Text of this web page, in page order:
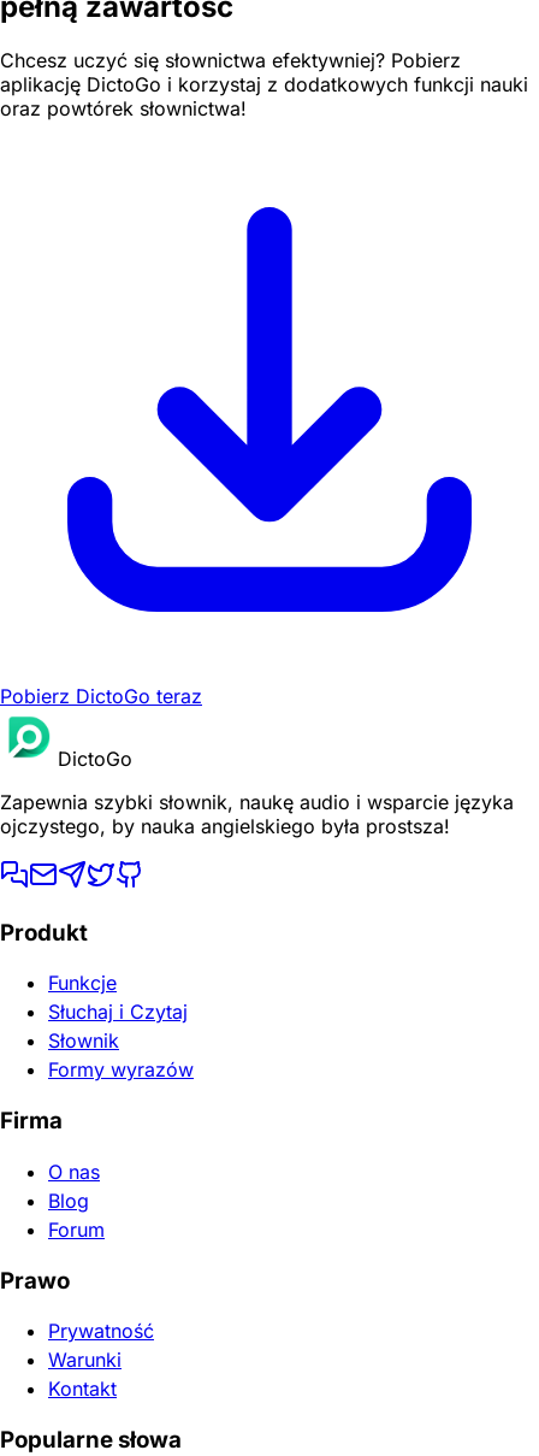
Chcesz uczyć się słownictwa efektywniej? Pobierz
aplikację DictoGo i korzystaj z dodatkowych funkcji nauki
oraz powtórek słownictwa!
Pobierz DictoGo teraz
DictoGo
Zapewnia szybki słownik, naukę audio i wsparcie języka
ojczystego, by nauka angielskiego była prostsza!
Produkt
Funkcje
Słuchaj i Czytaj
Słownik
Formy wyrazów
Firma
O nas
Blog
Forum
Prawo
Prywatność
Warunki
Kontakt
Popularne słowa